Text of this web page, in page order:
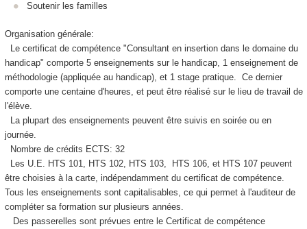
Soutenir les familles
Organisation générale:
Le certificat de compétence"Consultant en insertion dans le domaine du
handicap" comporte 5 enseignements sur le handicap, 1 enseignement de
méthodologie (appliquée au handicap), et 1 stage pratique. Ce dernier
comporte une centaine d'heures, et peut être réalisé sur le lieu de travail de
l'élève.
La plupart des enseignements peuvent être suivis en soirée ou en
journée.
Nombre de crédits ECTS: 32
Les U.E. HTS 101, HTS 102, HTS 103, HTS 106, et HTS 107 peuvent
être choisies à la carte, indépendamment du certificat de compétence.
Tous les enseignements sont capitalisables, ce qui permet à l'auditeur de
compléter sa formation sur plusieurs années.
Des passerelles sont prévues entre le Certificat de compétence